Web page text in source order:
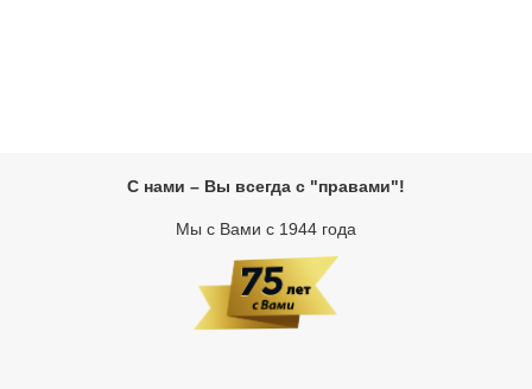
С нами – Вы всегда с "правами"!
Мы с Вами с 1944 года